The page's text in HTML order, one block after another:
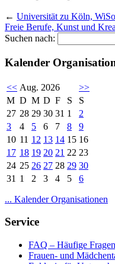
← Universität zu Köln,
Freie Berufe, Kunst und
Suchen nach:
Kalender
<< Aug. 2026
>>
M D M D F S
S
27 28 29 30 31 1
2
3
4 5 6 7 8
9
10 11 12 13 14 15 16
17 18 19 20 21 22 23
24 25 26 27 28 29 30
31 1 2 3 4 5 6
... Kalender Organisationen
Service
FAQ – Häufige
Frauen- und